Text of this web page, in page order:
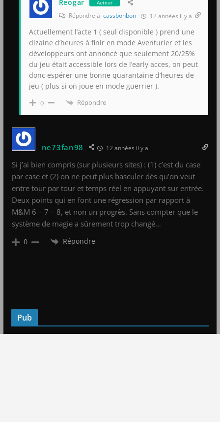
Reogar Auteur
Répondre à cassbonbon 12 années il y a
Actuellement l’acte 1 ( seul disponible ) prend une
dizaine d’heures à finir en mode Aventurier et les
développeurs ont annoncé que seulement 20/25%
du jeu était accessible lors de l’early acces, on peut
donc espérer une bonne quarantaine d’heures de
jeu ( plus si on joue en mode guerrier ).
0 Répondre
ne73fan98 12 années il y a
Si j’ai bien compris (sur plusieurs sites) : (1) c’est du case
par case et (2) on ne peut plus basculer dès qu’on veut
entre tour par tour et temps réel en appuyant sur entrée.
Deux points qui en font une régression par rapport à
M&M 6 – 7 – 8, et non un progrès. Sans compter que le
système de magie a sûrement trop changé…
0 Répondre
Pub